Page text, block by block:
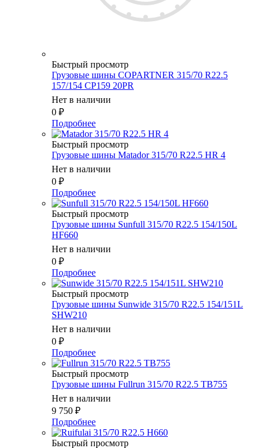
Быстрый просмотр
Грузовые шины COPARTNER 315/70 R22.5
157/154 CP159 20PR
Нет в наличии
0 ₽
Подробнее
Быстрый просмотр
Грузовые шины Matador 315/70 R22.5 HR 4
Нет в наличии
0 ₽
Подробнее
Быстрый просмотр
Грузовые шины Sunfull 315/70 R22.5 154/150L
HF660
Нет в наличии
0 ₽
Подробнее
Быстрый просмотр
Грузовые шины Sunwide 315/70 R22.5 154/151L
SHW210
Нет в наличии
0 ₽
Подробнее
Быстрый просмотр
Грузовые шины Fullrun 315/70 R22.5 TB755
Нет в наличии
9 750 ₽
Подробнее
Быстрый просмотр